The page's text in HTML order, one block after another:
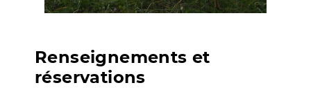
Renseignements et
réservations